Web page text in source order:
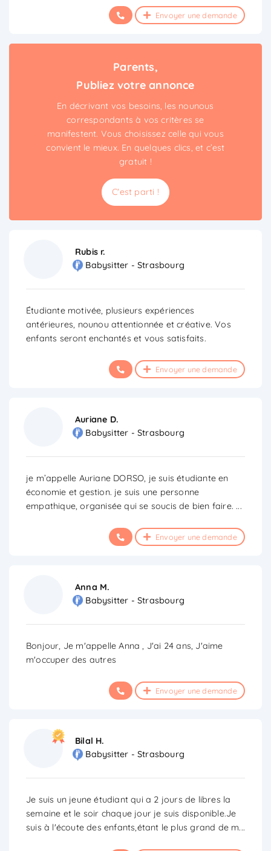
Envoyer une demande
Parents,
Publiez votre annonce
En décrivant vos besoins, les nounous
correspondants à vos critères se
manifestent. Vous choisissez celle qui vous
convient le mieux. En quelques clics, et c’est
gratuit !
C'est parti !
Rubis r.
Babysitter - Strasbourg
Étudiante motivée, plusieurs expériences
antérieures, nounou attentionnée et créative. Vos
enfants seront enchantés et vous satisfaits.
Envoyer une demande
Auriane D.
Babysitter - Strasbourg
je m’appelle Auriane DORSO, je suis étudiante en
économie et gestion. je suis une personne
empathique, organisée qui se soucis de bien faire....
Envoyer une demande
Anna M.
Babysitter - Strasbourg
Bonjour, Je m'appelle Anna , J'ai 24 ans, J'aime
m'occuper des autres
Envoyer une demande
Bilal H.
Babysitter - Strasbourg
Je suis un jeune étudiant qui a 2 jours de libres la
semaine et le soir chaque jour je suis disponible.Je
suis à l'écoute des enfants,étant le plus grand de m...